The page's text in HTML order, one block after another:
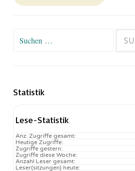
Suchen
Statistik
Lese-Statistik
Anz. Zugriffe gesamt:
Heutige Zugriffe:
Zugriffe gestern:
Zugriffe diese Woche:
Anzahl Leser gesamt:
Leser(sitzungen) heute: